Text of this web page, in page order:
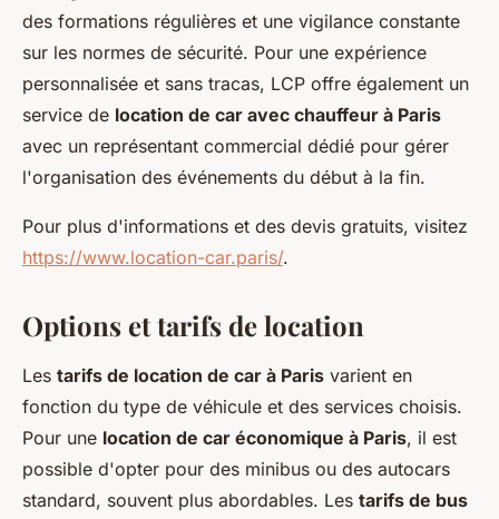
des formations régulières et une vigilance constante
sur les normes de sécurité. Pour une expérience
personnalisée et sans tracas, LCP offre également un
service de location de car avec chauffeur à Paris
avec un représentant commercial dédié pour gérer
l'organisation des événements du début à la fin.
Pour plus d'informations et des devis gratuits, visitez
https://www.location-car.paris/.
Options et tarifs de location
Les tarifs de location de car à Paris varient en
fonction du type de véhicule et des services choisis.
Pour une location de car économique à Paris, il est
possible d'opter pour des minibus ou des autocars
standard, souvent plus abordables. Les tarifs de bus